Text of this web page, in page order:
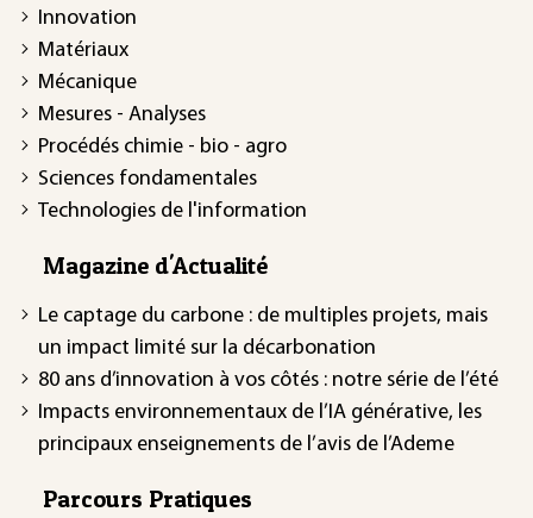
Innovation
Matériaux
Mécanique
Mesures - Analyses
Procédés chimie - bio - agro
Sciences fondamentales
Technologies de l'information
Magazine d'Actualité
Le captage du carbone : de multiples projets, mais
un impact limité sur la décarbonation
80 ans d’innovation à vos côtés : notre série de l’été
Impacts environnementaux de l’IA générative, les
principaux enseignements de l’avis de l’Ademe
Parcours Pratiques